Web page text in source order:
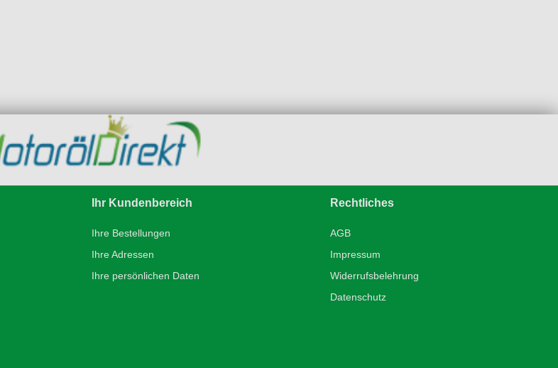
Ihr Kundenbereich
Ihre Bestellungen
Ihre Adressen
Ihre persönlichen Daten
Rechtliches
AGB
Impressum
Widerrufsbelehrung
Datenschutz